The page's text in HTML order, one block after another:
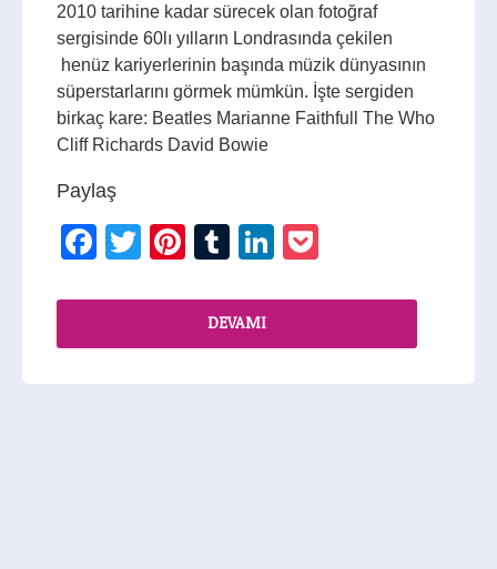
2010 tarihine kadar sürecek olan fotoğraf
sergisinde 60lı yılların Londrasında çekilen
henüz kariyerlerinin başında müzik dünyasının
süperstarlarını görmek mümkün. İşte sergiden
birkaç kare: Beatles Marianne Faithfull The Who
Cliff Richards David Bowie
Paylaş
Facebook
TwitterPinterest
TumblrLinkedIn
DEVAMI